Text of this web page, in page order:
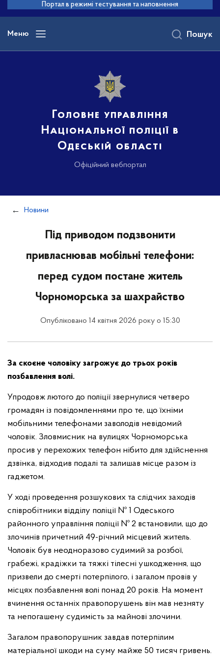
основного
вмісту
Портал в режимі тестування та наповнення
Меню
Головне управління
Національної поліції в
Одеській області
Офіційний вебпортал
Пошук
Новини
Під приводом подзвонити
привласнював мобільні телефони:
перед судом постане житель
Чорноморська за шахрайство
Опубліковано 14 квітня 2026 року о 15:30
За скоєне чоловіку загрожує до трьох років
позбавлення волі.
Упродовж лютого до поліції звернулися четверо
громадян із повідомленнями про те, що їхніми
мобільними телефонами заволодів невідомий
чоловік. Зловмисник на вулицях Чорноморська
просив у перехожих телефон нібито для здійснення
дзвінка, відходив подалі та залишав місце разом із
гаджетом.
У ході проведення розшукових та слідчих заходів
співробітники відділу поліції № 1 Одеського
районного управління поліції № 2 встановили, що до
злочинів причетний 49-річний місцевий житель.
Чоловік був неодноразово судимий за розбої,
грабежі, крадіжки та тяжкі тілесні ушкодження, що
призвели до смерті потерпілого, і загалом провів у
місцях позбавлення волі понад 20 років. На момент
вчинення останніх правопорушень він мав незняту
та непогашену судимість за майнові злочини.
Загалом правопорушник завдав потерпілим
матеріальної шкоди на суму майже 50 тисяч гривень.